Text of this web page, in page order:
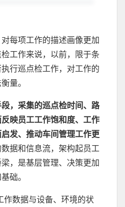
每项工作的描述画像更加
工作来说，以前，限于条
行巡点检工作，对工作的
量。
，采集的巡点检时间、路
映员工工作饱和度、工作
发、推动车间管理工作更
据和信息流，架构起员工
，是基层管理、决策更加
础。
作数据与设备、环境的状